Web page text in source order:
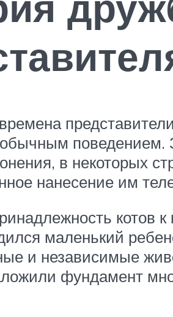
поведением.
в некоторых
нанесение им
котов
маленький
и независимые
фундамент